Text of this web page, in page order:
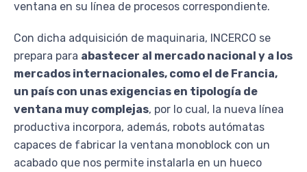
ventana en su línea de procesos correspondiente.
Con dicha adquisición de maquinaria, INCERCO se
prepara para abastecer al mercado nacional y a los
mercados internacionales, como el de Francia,
un país con unas exigencias en tipología de
ventana muy complejas, por lo cual, la nueva línea
productiva incorpora, además, robots autómatas
capaces de fabricar la ventana monoblock con un
acabado que nos permite instalarla en un hueco